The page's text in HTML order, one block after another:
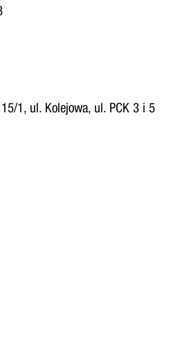
1, ul. Kolejowa, ul. PCK 3 i 5